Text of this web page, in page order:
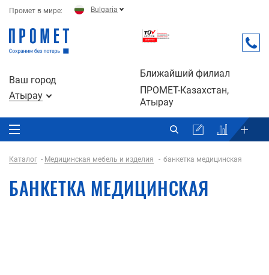
Промет в мире: Bulgaria
Ваш город
Атырау
Ближайший филиал
ПРОМЕТ-Казахстан,
Атырау
Каталог Медицинская мебель и изделия банкетка медицинская
БАНКЕТКА МЕДИЦИНСКАЯ